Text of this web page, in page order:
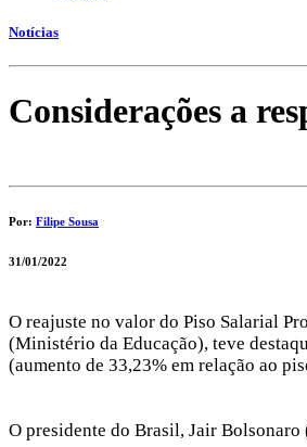
Notícias
Considerações a
Por: Filipe Sousa
31/01/2022
O reajuste no valor do Piso Salarial
(Ministério da Educação), teve
(aumento de 33,23% em relação ao
O presidente do Brasil, Jair